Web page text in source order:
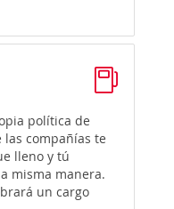
política de
compañías te
lleno y tú
misma manera.
un cargo